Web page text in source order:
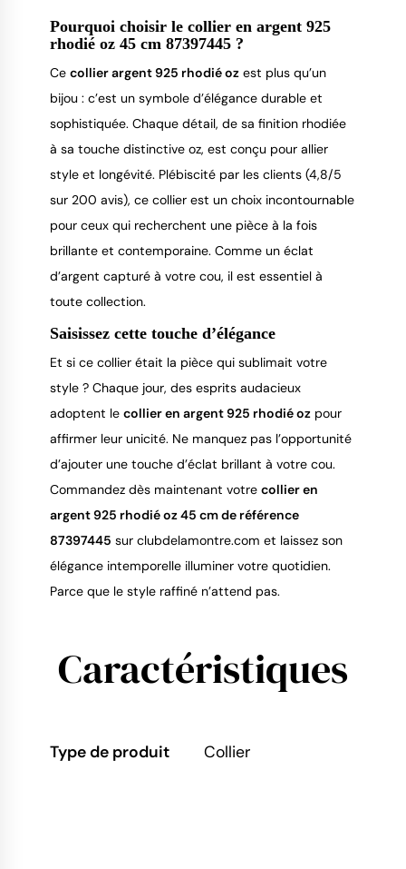
Pourquoi choisir le collier en argent 925
rhodié oz 45 cm 87397445 ?
Ce collier argent 925 rhodié oz est plus qu’un
bijou : c’est un symbole d’élégance durable et
sophistiquée. Chaque détail, de sa finition rhodiée
à sa touche distinctive oz, est conçu pour allier
style et longévité. Plébiscité par les clients (4,8/5
sur 200 avis), ce collier est un choix incontournable
pour ceux qui recherchent une pièce à la fois
brillante et contemporaine. Comme un éclat
d’argent capturé à votre cou, il est essentiel à
toute collection.
Saisissez cette touche d’élégance
Et si ce collier était la pièce qui sublimait votre
style ? Chaque jour, des esprits audacieux
adoptent le collier en argent 925 rhodié oz pour
affirmer leur unicité. Ne manquez pas l’opportunité
d’ajouter une touche d’éclat brillant à votre cou.
Commandez dès maintenant votre collier en
argent 925 rhodié oz 45 cm de référence
87397445 sur clubdelamontre.com et laissez son
élégance intemporelle illuminer votre quotidien.
Parce que le style raffiné n’attend pas.
Caractéristiques
Type de produit Collier